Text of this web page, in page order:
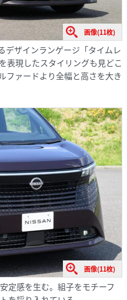
画像(11枚)
デザインランゲージ「タイムレ
表現したスタイリングも見どこ
ファードより全幅と高さを大き
画像(11枚)
定感を生む。組子をモチーフ